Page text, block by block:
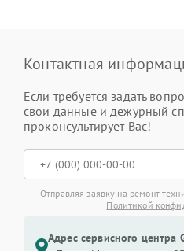
Контактная
Если требуется задать
свои данные и дежурный
проконсультирует Вас!
Отправляя заявку на ремонт
Политикой
Адрес сервисного центра